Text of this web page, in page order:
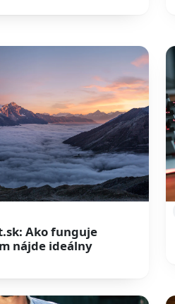
Ako funguje
nájde ideálny